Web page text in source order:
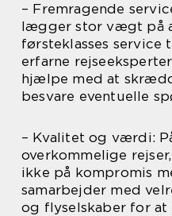
– Fremragende
lægger stor vægt på
førsteklasses service
erfarne
hjælpe med at
besvare eventuelle
– Kvalitet og værdi:
overkommelige
ikke på kompromis
samarbejder med
og flyselskaber for at